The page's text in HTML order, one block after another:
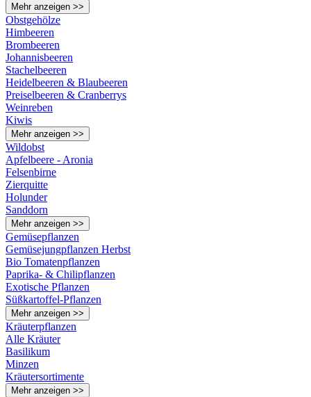
Mehr anzeigen >>
Obstgehölze
Himbeeren
Brombeeren
Johannisbeeren
Stachelbeeren
Heidelbeeren & Blaubeeren
Preiselbeeren & Cranberrys
Weinreben
Kiwis
Mehr anzeigen >>
Wildobst
Apfelbeere - Aronia
Felsenbirne
Zierquitte
Holunder
Sanddorn
Mehr anzeigen >>
Gemüsepflanzen
Gemüsejungpflanzen Herbst
Bio Tomatenpflanzen
Paprika- & Chilipflanzen
Exotische Pflanzen
Süßkartoffel-Pflanzen
Mehr anzeigen >>
Kräuterpflanzen
Alle Kräuter
Basilikum
Minzen
Kräutersortimente
Mehr anzeigen >>